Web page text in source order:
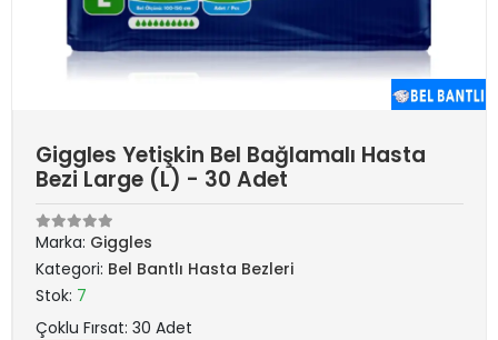
Giggles Yetişkin Bel Bağlamalı Hasta
Bezi Large (L) - 30 Adet
Marka: Giggles
Kategori: Bel Bantlı Hasta Bezleri
Stok: 7
Çoklu Fırsat: 30 Adet